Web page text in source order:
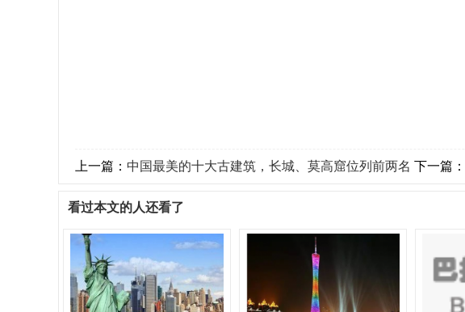
上一篇： 中国最美的十大古建筑，长城、莫高窟位列前两名 下一篇：
看过本文的人还看了